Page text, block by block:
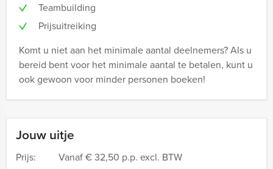
Jouw uitje
Prijs: Vanaf€ 32,50 p.p. excl. BTW
Teambuilding
Prijsuitreiking
Komt u niet aan het minimale aantal deelnemers? Als u
bereid bent voor het minimale aantal te betalen, kunt u
ook gewoon voor minder personen boeken!